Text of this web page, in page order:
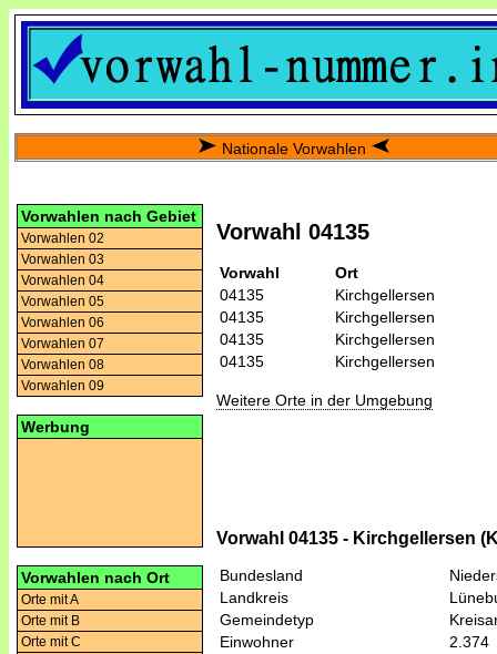
Nationale Vorwahlen
Vorwahlen nach Gebiet
Vorwahlen 02
Vorwahlen 03
Vorwahlen 04
Vorwahlen 05
Vorwahlen 06
Vorwahlen 07
Vorwahlen 08
Vorwahlen 09
Werbung
Vorwahlen nach Ort
Orte mit A
Orte mit B
Orte mit C
Vorwahl 04135
Vorwahl
Ort
04135
Kirchgellersen
04135
Kirchgellersen
04135
Kirchgellersen
04135
Kirchgellersen
Weitere Orte in der Umgebung
Vorwahl 04135 - Kirchgellersen
Bundesland
Landkreis
Gemeindetyp
Einwohner
2.374